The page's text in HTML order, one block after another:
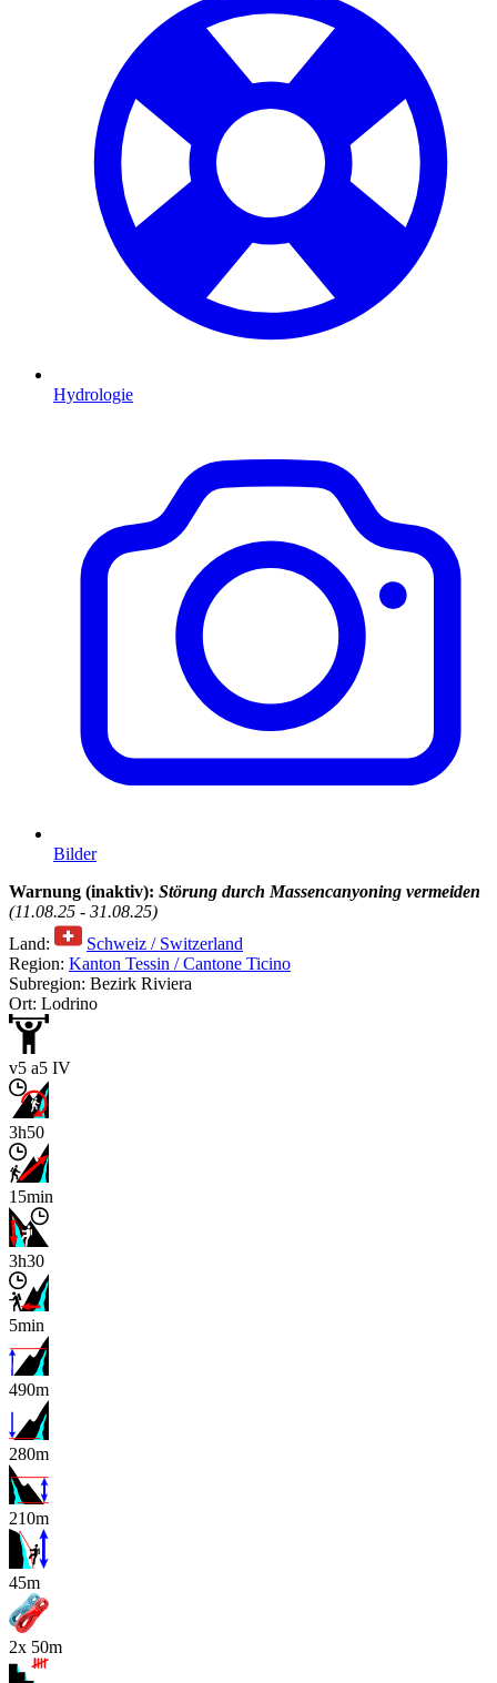
Hydrologie
Bilder
Warnung (inaktiv): Störung durch Massencanyoning vermeiden
(11.08.25 - 31.08.25)
Land:
Schweiz / Switzerland
Region: Kanton Tessin / Cantone Ticino
Subregion: Bezirk Riviera
Ort: Lodrino
v5 a5 IV
3h50
15min
3h30
5min
490m
280m
210m
x
45m
2x 50m